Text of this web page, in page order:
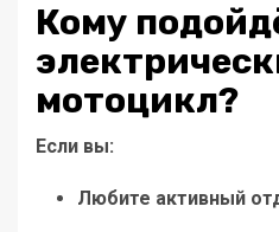
Кому
мотоцикл?
Если вы:
Любите активный